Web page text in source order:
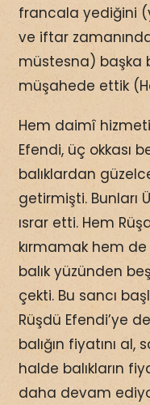
francala yediğini
ve iftar
müstesna) başka
müşahede ettik
Hem daimî
Efendi, üç okkası
balıklardan
getirmişti. Bunları
ısrar etti. Hem
kırmamak hem de
balık yüzünden
çekti. Bu sancı
Rüşdü Efendi’ye
balığın fiyatını
halde balıkların
daha devam